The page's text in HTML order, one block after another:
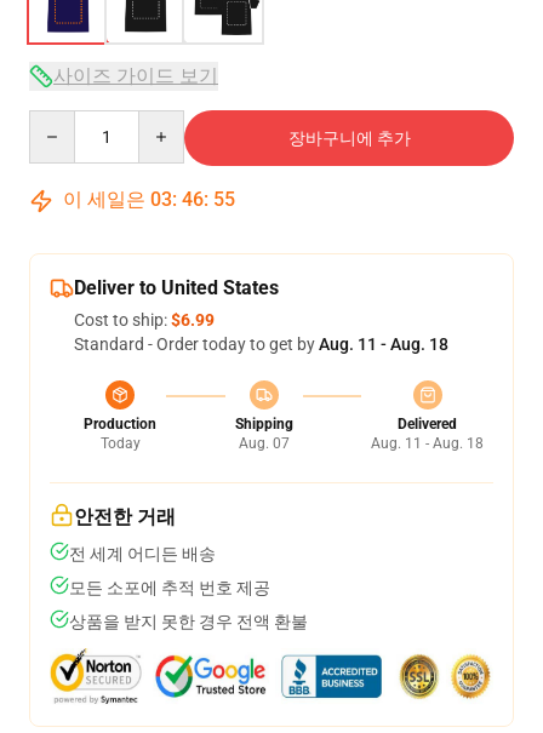
사이즈 가이드 보기
장바구니에 추가
이 세일은 03: 46: 54
Deliver to United States
Cost to ship:$6.99
Standard - Order today to get byAug. 11 - Aug. 18
Production
Today
Shipping
Aug. 07
Delivered
Aug. 11 - Aug. 18
안전한 거래
전 세계 어디든 배송
모든 소포에 추적 번호 제공
상품을 받지 못한 경우 전액 환불